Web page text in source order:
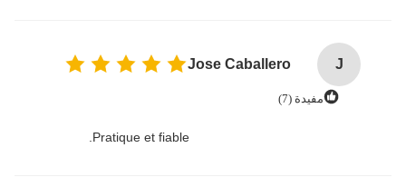
J
Jose Caballero
مفيدة (7)
Pratique et fiable.